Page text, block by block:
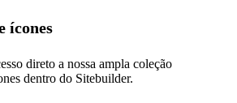
ícones
direto a nossa ampla coleção
dentro do Sitebuilder.